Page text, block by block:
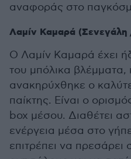
αναφοράς στο
Λαμίν Καμαρά
Ο Λαμίν Καμαρά έχει
του μπόλικα
ανακηρύχθηκε ο
παίκτης. Είναι ο
box μέσου. Διαθέτει
ενέργεια μέσα στο
επιτρέπει να πρεσάρει